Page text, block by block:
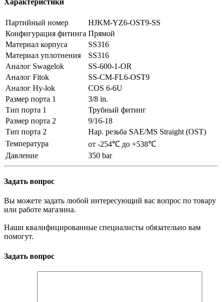
Партийный номер
HJKM-YZ6-OST9-SS
Конфигурация фитинга Прямой
Материал корпуса
SS316
Материал уплотнения
SS316
Аналог Swagelok
SS-600-1-OR
Аналог Fitok
SS-CM-FL6-OST9
Аналог Hy-lok
COS 6-6U
Размер порта 1
3/8 in.
Тип порта 1
Трубный фитинг
Размер порта 2
9/16-18
Тип порта 2
Нар. резьба SAE/MS Straight (OST)
Температура
от -254℃ до +538℃
Давление
350 bar
Задать вопрос
Вы можете задать любой интересующий вас вопрос по товару
или работе магазина.
Наши квалифицированные специалисты обязательно вам
помогут.
Задать вопрос